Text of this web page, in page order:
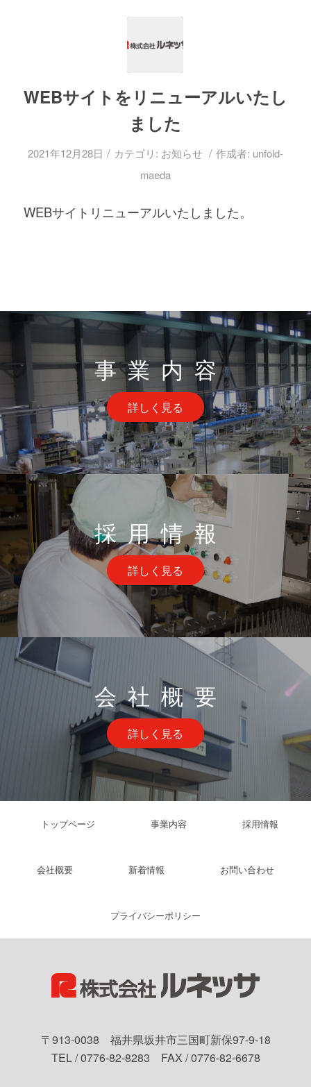
WEBサイトをリニューアルいたし
ました
2021年12月28日 / カテゴリ: お知らせ / 作成者: unfold-
maeda
WEBサイトリニューアルいたしました。
事業内容
詳しく見る
採用情報
詳しく見る
会社概要
詳しく見る
トップページ 事業内容 採用情報
会社概要 新着情報 お問い合わせ
プライバシーポリシー
〒913-0038 福井県坂井市三国町新保97-9-18
TEL / 0776-82-8283 FAX / 0776-82-6678